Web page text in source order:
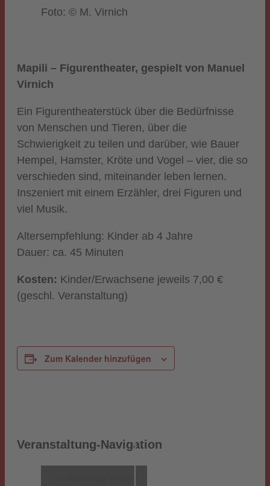
Foto: © M. Virnich
Mapili – Figurentheater, gespielt von Manuel
Virnich
Ein Figurentheaterstück über die Bedürfnisse
von Menschen und Tieren, über die
Schwierigkeit zu teilen und darüber, wie Bauer
Hempel, Hamster, Kröte und Vogel – vier, die so
verschieden sind, miteinander leben lernen.
Inszeniert mit einem Erzähler, drei Figuren und
viel Musik.
Altersempfehlung: Kinder ab 4 Jahre
Dauer: ca. 45 Minuten
Kosten: Kinder/Erwachsene jeweils 7,00 €
(geschl. Veranstaltung)
Zum Kalender hinzufügen
Veranstaltung-Navigation